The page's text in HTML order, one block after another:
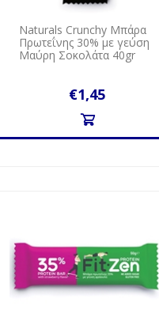
Naturals Crunchy Μπάρα
Πρωτεΐνης 30% με γεύση
Μαύρη Σοκολάτα 40gr
€1,45